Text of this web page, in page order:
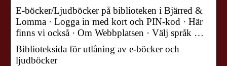
E-böcker/Ljudböcker på biblioteken i Bjärred &
Lomma · Logga in med kort och PIN-kod · Här
finns vi också · Om Webbplatsen · Välj språk …
Biblioteksida för utlåning av e-böcker och
ljudböcker